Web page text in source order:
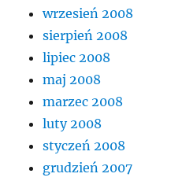
wrzesień 2008
sierpień 2008
lipiec 2008
maj 2008
marzec 2008
luty 2008
styczeń 2008
grudzień 2007